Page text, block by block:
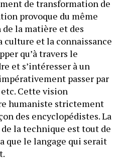
de transformation de
provoque du même
la matière et des
culture et la connaissance
qu’à travers le
et s’intéresser à un
passer par
Cette vision
humaniste strictement
des encyclopédistes. La
la technique est tout de
que le langage qui serait